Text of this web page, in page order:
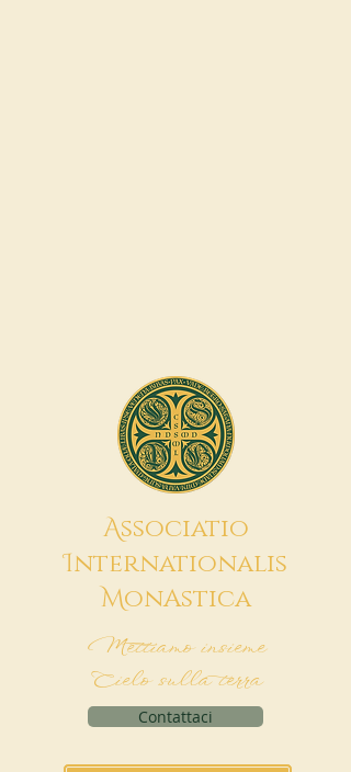
Associatio
Internationalis
MonAstica
Mettiamo insieme
Cielo sulla terra
Contattaci